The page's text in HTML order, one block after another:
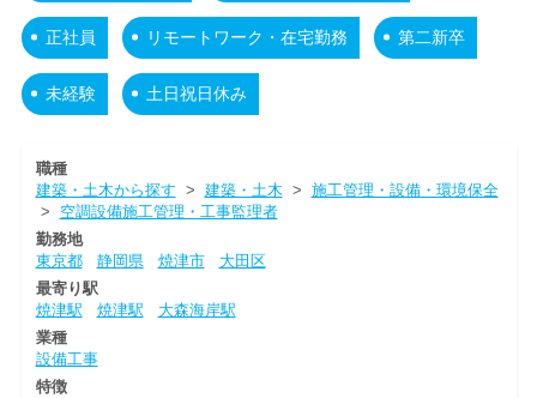
正社員 リモートワーク・在宅勤務 第二新卒
未経験 土日祝日休み
職種
建築・土木から探す > 建築・土木 > 施工管理・設備・環境保全
> 空調設備施工管理・工事監理者
勤務地
東京都
静岡県 焼津市
大田区
最寄り駅
焼津駅
焼津駅
大森海岸駅
業種
設備工事
特徴